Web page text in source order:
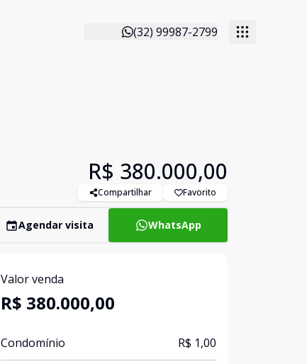
(32) 99987-2799
R$ 380.000,00
Compartilhar Favorito
Agendar visita WhatsApp
Valor venda
R$ 380.000,00
Condomínio R$ 1,00